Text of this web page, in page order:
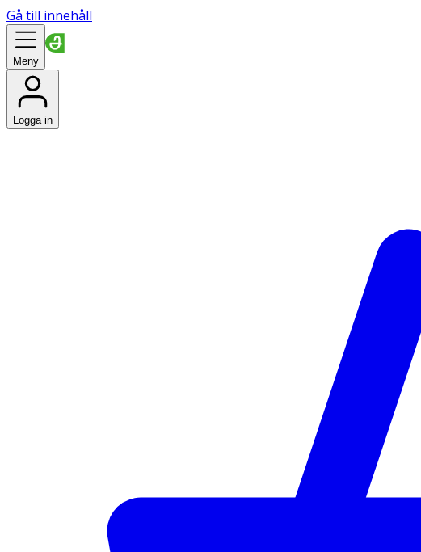
Gå till innehåll
Meny
Logga in